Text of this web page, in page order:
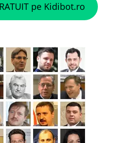
pe Kidibot.ro